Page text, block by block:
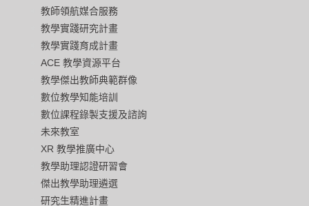
教師領航媒合服務
教學實踐研究計畫
教學實踐育成計畫
ACE 教學資源平台
教學傑出教師典範群像
數位教學知能培訓
數位課程錄製支援及諮詢
未來教室
XR 教學推廣中心
教學助理認證研習會
傑出教學助理遴選
研究生精進計畫